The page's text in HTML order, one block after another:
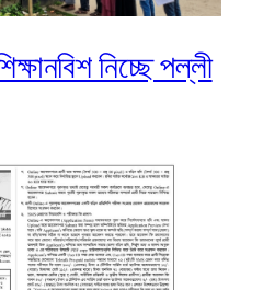
নিচ্ছে পল্লী